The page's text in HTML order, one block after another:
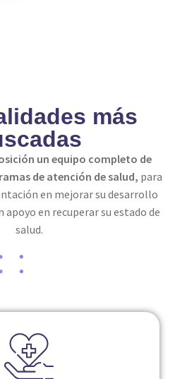
más
un equipo completo de
de atención de salud, para
en mejorar su desarrollo
en recuperar su estado de
salud.